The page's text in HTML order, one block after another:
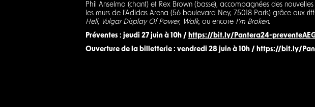
Phil Anselmo (chant) et Rex Brown (basse), accompagnées des
les murs de l’Adidas Arena (56 boulevard Ney, 75018 Paris) grâce aux
Hell, Vulgar Display Of Power, Walk, ou encore I’m Broken.
Préventes : jeudi 27 juin à 10h / https://bit.ly/Pantera24-
Ouverture de la billetterie : vendredi 28 juin à 10h / https://bit.ly/